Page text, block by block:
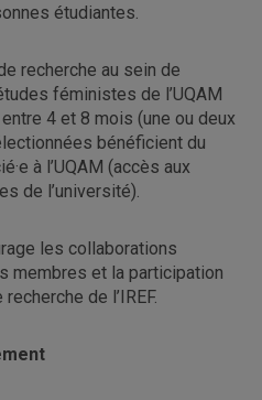
étudiantes.
recherche au sein de
féministes de l’UQAM
4 et 8 mois (une ou deux
bénéficient du
à l’UQAM (accès aux
de l’université).
les collaborations
membres et la participation
de l’IREF.